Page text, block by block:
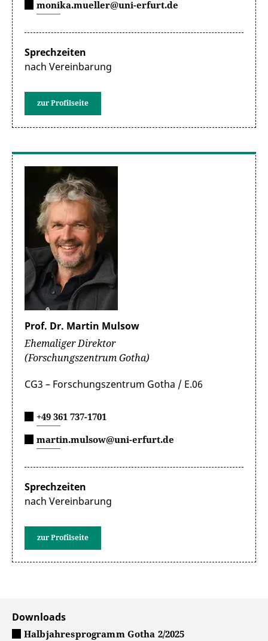
monika.mueller@uni-erfurt.de
Sprechzeiten
nach Vereinbarung
zur Profilseite
Prof. Dr. Martin Mulsow
Ehemaliger Direktor
(Forschungszentrum Gotha)
CG3 – Forschungszentrum Gotha / E.06
+49 361 737-1701
martin.mulsow@uni-erfurt.de
Sprechzeiten
nach Vereinbarung
zur Profilseite
Downloads
Halbjahresprogramm Gotha 2/2025